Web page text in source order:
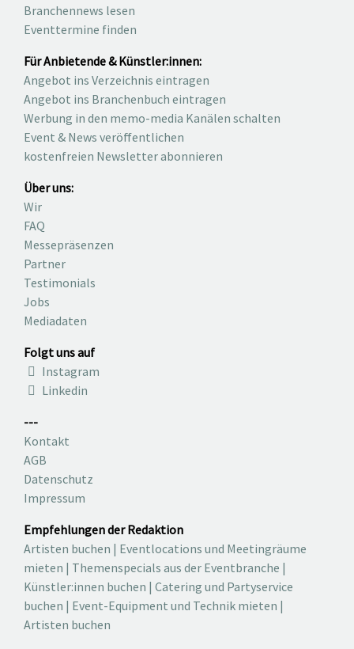
Branchennews lesen
Eventtermine finden
Für Anbietende & Künstler:innen:
Angebot ins Verzeichnis eintragen
Angebot ins Branchenbuch eintragen
Werbung in den memo-media Kanälen schalten
Event & News veröffentlichen
kostenfreien Newsletter abonnieren
Über uns:
Wir
FAQ
Messepräsenzen
Partner
Testimonials
Jobs
Mediadaten
Folgt uns auf
Instagram
Linkedin
---
Kontakt
AGB
Datenschutz
Impressum
Empfehlungen der Redaktion
Artisten buchen | Eventlocations und Meetingräume
mieten | Themenspecials aus der Eventbranche |
Künstler:innen buchen | Catering und Partyservice
buchen | Event-Equipment und Technik mieten |
Artisten buchen